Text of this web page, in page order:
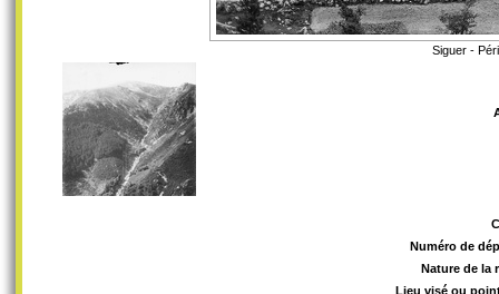
Siguer -
Numéro de
Nature de la
Lieu visé ou